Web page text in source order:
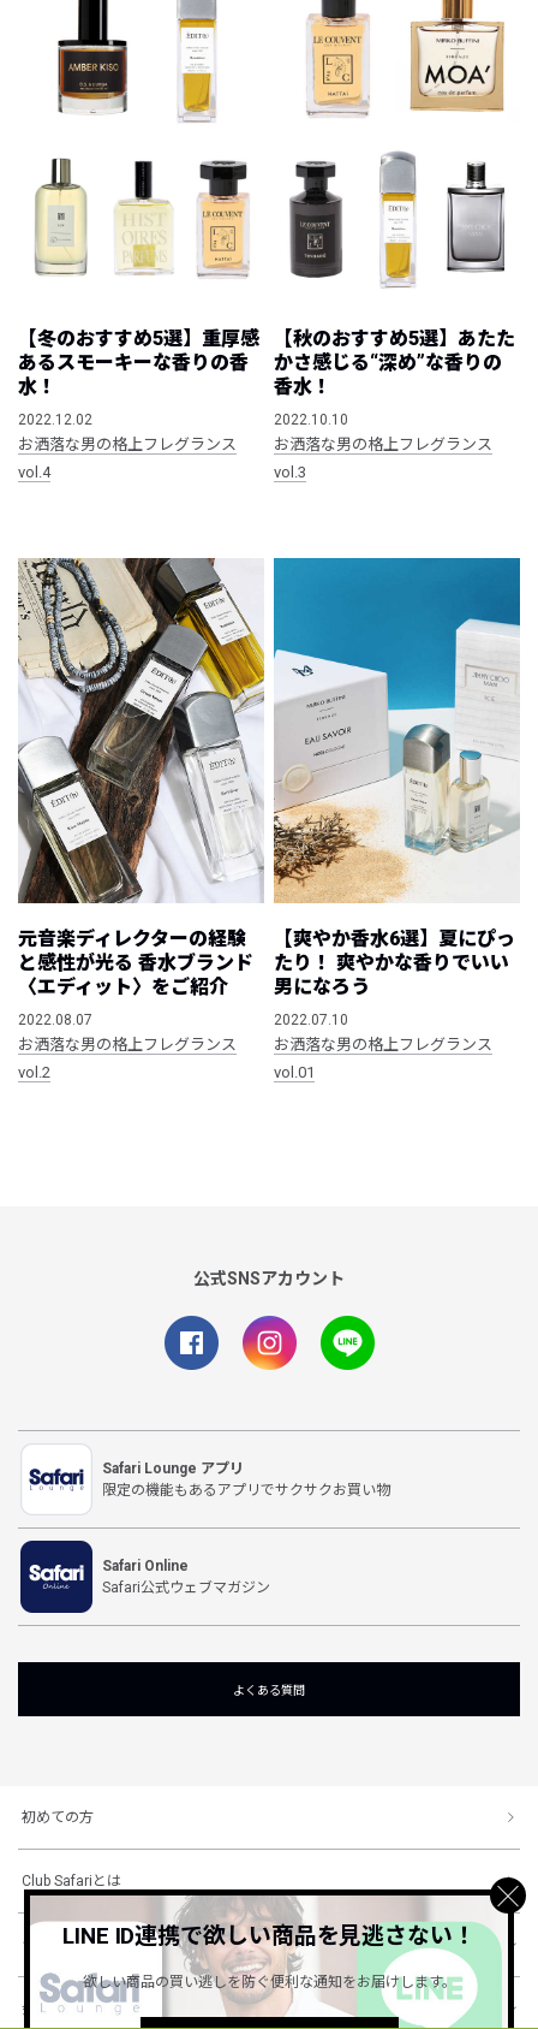
【冬のおすすめ5選】重厚感
あるスモーキーな香りの香
水！
2022.12.02
お洒落な男の格上フレグランス
vol.4
【秋のおすすめ5選】あたた
かさ感じる“深め”な香りの
香水！
2022.10.10
お洒落な男の格上フレグランス
vol.3
元音楽ディレクターの経験
と感性が光る 香水ブランド
〈エディット〉をご紹介
2022.08.07
お洒落な男の格上フレグランス
vol.2
【爽やか香水6選】夏にぴっ
たり！ 爽やかな香りでいい
男になろう
2022.07.10
お洒落な男の格上フレグランス
vol.01
公式SNSアカウント
Safari Lounge アプリ
限定の機能もあるアプリでサクサクお買い物
Safari Online
Safari公式ウェブマガジン
よくある質問
初めての方
Club Safariとは
ショッピングガイド
会社概要・規約
LINE ID連携で欲しい商品を見逃さない！
欲しい商品の買い逃しを防ぐ便利な通知をお届けします。